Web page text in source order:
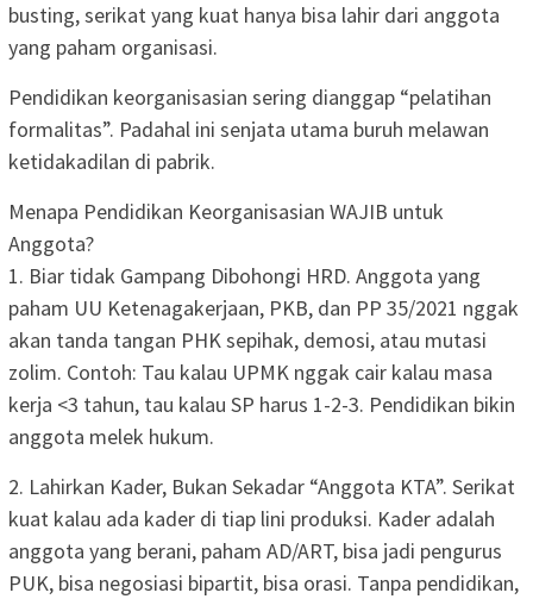
busting, serikat yang kuat hanya bisa lahir dari anggota
yang paham organisasi.
Pendidikan keorganisasian sering dianggap “pelatihan
formalitas”. Padahal ini senjata utama buruh melawan
ketidakadilan di pabrik.
Menapa Pendidikan Keorganisasian WAJIB untuk
Anggota?
1. Biar tidak Gampang Dibohongi HRD. Anggota yang
paham UU Ketenagakerjaan, PKB, dan PP 35/2021 nggak
akan tanda tangan PHK sepihak, demosi, atau mutasi
zolim. Contoh: Tau kalau UPMK nggak cair kalau masa
kerja <3 tahun, tau kalau SP harus 1-2-3. Pendidikan bikin
anggota melek hukum.
2. Lahirkan Kader, Bukan Sekadar “Anggota KTA”. Serikat
kuat kalau ada kader di tiap lini produksi. Kader adalah
anggota yang berani, paham AD/ART, bisa jadi pengurus
PUK, bisa negosiasi bipartit, bisa orasi. Tanpa pendidikan,